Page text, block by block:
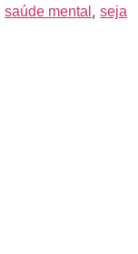
saúde mental , seja